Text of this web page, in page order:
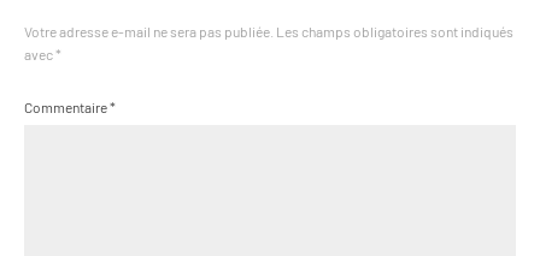
Votre adresse e-mail ne sera pas publiée. Les champs obligatoires sont indiqués
avec *
Commentaire*